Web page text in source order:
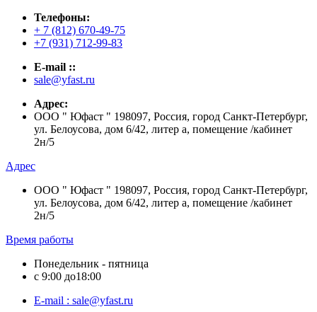
Телефоны:
+ 7 (812) 670-49-75
+7 (931) 712-99-83
E-mail ::
sale@yfast.ru
Адрес:
ООО " Юфаст " 198097, Россия, город Санкт-Петербург,
ул. Белоусова, дом 6/42, литер а, помещение /кабинет
2н/5
Адрес
ООО " Юфаст " 198097, Россия, город Санкт-Петербург,
ул. Белоусова, дом 6/42, литер а, помещение /кабинет
2н/5
Время работы
Понедельник - пятница
с 9:00 до18:00
Е-mail : sale@yfast.ru